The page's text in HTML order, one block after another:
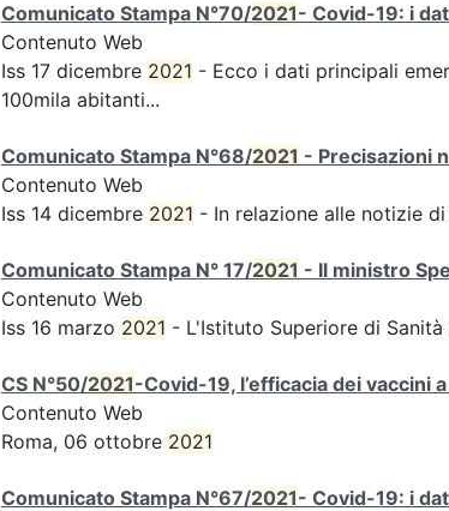
Comunicato Stampa N°70/2021- Covid-19: i
Contenuto Web
Iss 17 dicembre 2021 - Ecco i dati principali
100mila abitanti...
Comunicato Stampa N°68/2021 - Precisazioni
Contenuto Web
Iss 14 dicembre 2021 - In relazione alle notizie
Comunicato Stampa N° 17/2021 - Il ministro
Contenuto Web
Iss 16 marzo 2021 - L'Istituto Superiore di
CS N°50/2021-Covid-19, l’efficacia dei vaccini
Contenuto Web
Roma, 06 ottobre 2021
Comunicato Stampa N°67/2021- Covid-19: i